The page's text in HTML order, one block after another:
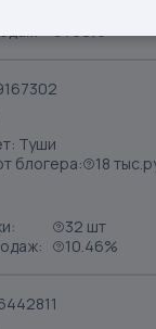
750%
Туши
блогера:
18
32 шт
10.46%